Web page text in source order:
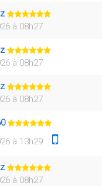
à 08h27
à 08h27
à 08h27
à 13h29
à 08h27